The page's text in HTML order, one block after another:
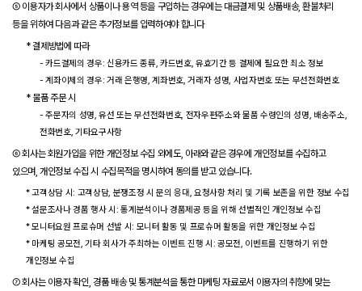
⑤ 이용자가 회사에서 상품이나 용역 등을 구입하는 경우에는 대금결제 및 상품배송, 환불처리
등을 위하여 다음과 같은 추가정보를 입력하여야 합니다
* 결제방법에 따라
- 카드결제의 경우: 신용카드 종류, 카드번호, 유효기간 등 결제에 필요한 최소 정보
- 계좌이체의 경우: 거래 은행명, 계좌번호, 거래자 성명, 사업자번호 또는 무선전화번호
* 물품 주문 시
- 주문자의 성명, 유선 또는 무선전화번호, 전자우편주소와 물품 수령인의 성명, 배송주소,
전화번호, 기타요구사항
⑥ 회사는 회원가입을 위한 개인정보 수집 외에도, 아래와 같은 경우에 개인정보를 수집하고
있으며, 개인정보 수집 시 수집목적을 명시하여 동의를 받고 있습니다.
* 고객상담 시: 고객상담, 분쟁조정 시 문의 응대, 요청사항 처리 및 기록 보존을 위한 정보 수집
* 설문조사나 경품 행사 시: 통계분석이나 경품제공 등을 위해 선별적인 개인정보 수집
* 모니터요원 프로슈머 선발 시: 모니터 활동 및 프로슈머 활동을 위한 개인정보 수집
* 마케팅 공모전, 기타 회사가 주최하는 이벤트 진행 시: 공모전, 이벤트를 진행하기 위한
개인정보 수집
⑦ 회사는 이용자 확인, 경품 배송 및 통계분석을 통한 마케팅 자료로서 이용자의 취향에 맞는